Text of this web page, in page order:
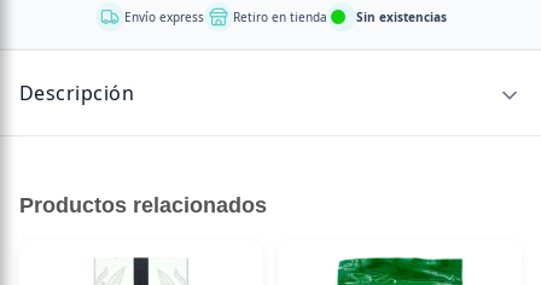
Envío express Retiro en tienda Sin existencias
Descripción
recomendamos dejarlo unos minutos fuera del freezer
Contenido neto: 120 ml
Productos relacionados